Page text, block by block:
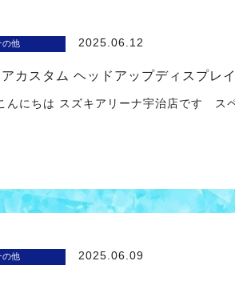
の他 2025.06.12
カスタム ヘッドアップディスプレ
んにちは スズキアリーナ宇治店です ス
の他 2025.06.09